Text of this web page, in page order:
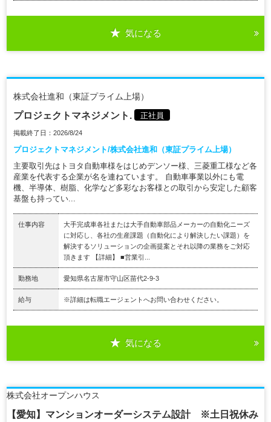
気になる
株式会社進和（東証プライム上場）
プロジェクトマネジメント. 正社員
掲載終了日：2026/8/24
プロジェクトマネジメント/株式会社進和（東証プライム上場）
主要取引先はトヨタ自動車様をはじめデンソー様、三菱重工様など各
産業を代表する企業が名を連ねています。 自動車事業以外にも電
機、半導体、樹脂、化学など多彩なお客様との取引から安定した顧客
基盤も持ってい...
仕事内容
大手完成車各社または大手自動車部品メーカーの自動化ニーズ
に対応し、各社の生産課題（自動化により解決したい課題）を
解決するソリューションの企画提案とそれ以降の業務をご対応
頂きます 【詳細】 ■営業引...
勤務地 愛知県名古屋市守山区苗代2-9-3
給与 ※詳細は転職エージェントへお問い合わせください。
気になる
株式会社オープンハウス
【愛知】マンションオーダーシステム設計 ※土日祝休み